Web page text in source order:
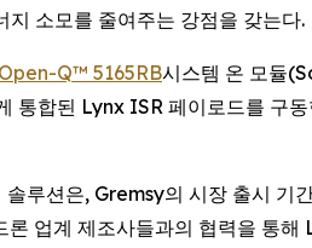
소모를 줄여주는 강점을 갖는다.
Open-Q™ 5165RB시스템 온 모듈
합된 Lynx ISR 페이로드를 구
루션은, Gremsy의 시장 출시 기
업계 제조사들과의 협력을 통